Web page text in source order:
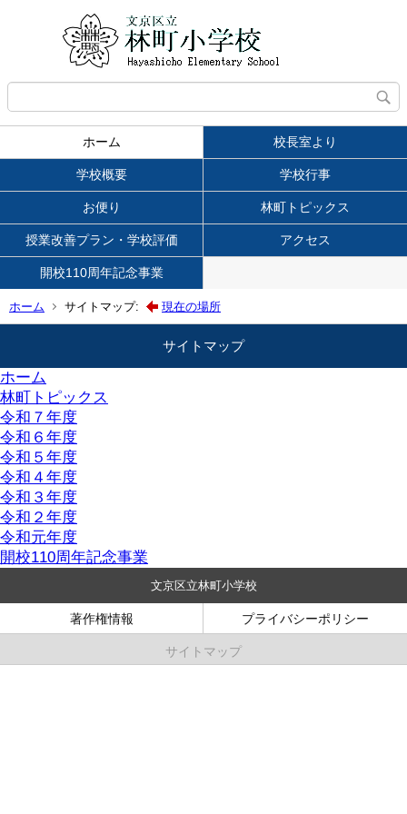
ホーム 校長室より
学校概要 学校行事
お便り 林町トピックス
授業改善プラン・学校評価 アクセス
開校110周年記念事業
ホーム サイトマップ: 現在の場所
サイトマップ
ホーム
林町トピックス
令和７年度
令和６年度
令和５年度
令和４年度
令和３年度
令和２年度
令和元年度
開校110周年記念事業
文京区立林町小学校
著作権情報 プライバシーポリシー
サイトマップ